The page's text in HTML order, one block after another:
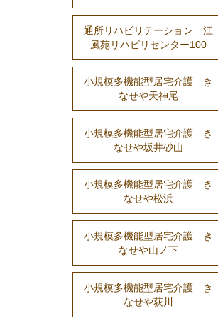
通所リハビリテーション 江
風苑リハビリセンター100
小規模多機能型居宅介護 き
なせや天神尾
小規模多機能型居宅介護 き
なせや坂井砂山
小規模多機能型居宅介護 き
なせや松浜
小規模多機能型居宅介護 き
なせや山ノ下
小規模多機能型居宅介護 き
なせや荻川